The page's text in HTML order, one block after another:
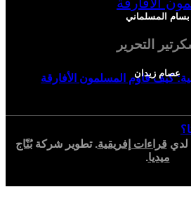
كيف قاوم المسلمون الأفارقة
بسام المسلماني
التحرير
عصام زيدان
قراءات إفريقية. تطوير شركةبُنّاج
ميديا.